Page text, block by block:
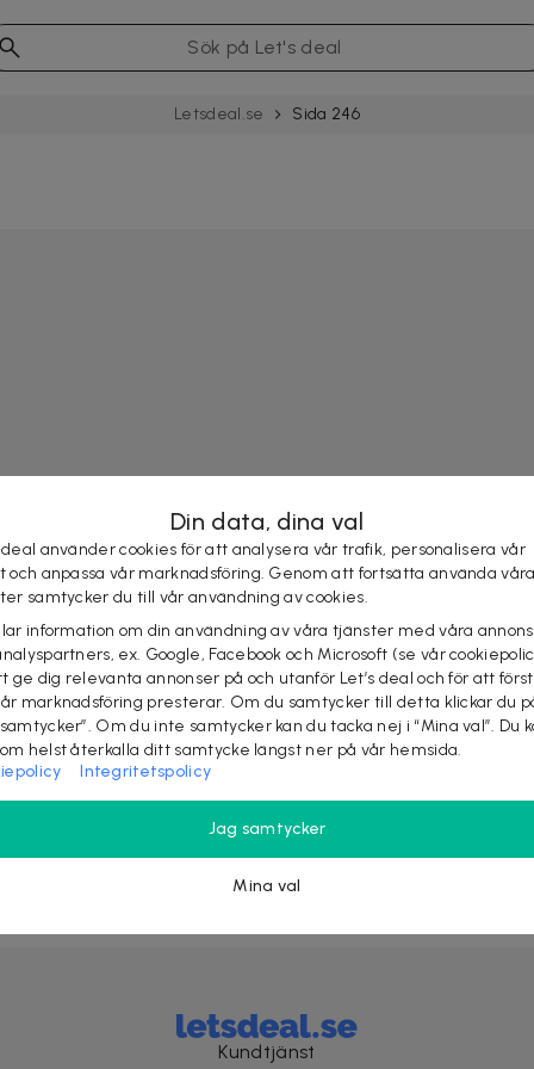
Letsdeal.se Sida 246
Nyhetsbrevet fyllt med fördelar
Få exklusiva rabatter, förtur till stora kampanjer och
upp till 10% rabatt på ditt nästa köp
Gå med!
Kundtjänst
Din data, dina val
deal använder cookies för att analysera vår trafik, personalisera vår
och anpassa vår marknadsföring. Genom att fortsätta använda våra
samtycker du till vår användning av cookies.
information om din användning av våra tjänster med våra
ex. Google, Facebook och Microsoft (se vår
ge dig relevanta annonser på och utanför Let’s deal och för att
marknadsföring presterar. Om du samtycker till detta klickar du
Om du inte samtycker kan du tacka nej i “Mina val”. Du
helst återkalla ditt samtycke längst ner på vår hemsida.
Integritetspolicy
Jag samtycker
Mina val